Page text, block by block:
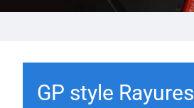
GP style